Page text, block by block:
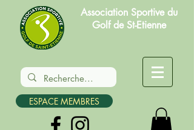
Association Sportive du
Golf de St-Etienne
ESPACE MEMBRES